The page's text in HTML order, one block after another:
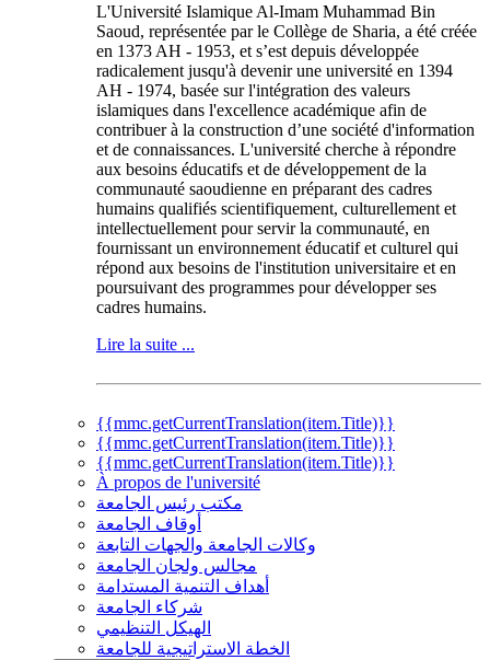
L'Université Islamique Al-Imam Muhammad Bin
Saoud, représentée par le Collège de Sharia, a été créée
en 1373 AH - 1953, et s’est depuis développée
radicalement jusqu'à devenir une université en 1394
AH - 1974, basée sur l'intégration des valeurs
islamiques dans l'excellence académique afin de
contribuer à la construction d’une société d'information
et de connaissances. L'université cherche à répondre
aux besoins éducatifs et de développement de la
communauté saoudienne en préparant des cadres
humains qualifiés scientifiquement, culturellement et
intellectuellement pour servir la communauté, en
fournissant un environnement éducatif et culturel qui
répond aux besoins de l'institution universitaire et en
poursuivant des programmes pour développer ses
cadres humains.
Lire la suite ...
{{mmc.getCurrentTranslation(item.Title)}}
{{mmc.getCurrentTranslation(item.Title)}}
{{mmc.getCurrentTranslation(item.Title)}}
À propos de l'université
مكتب رئيس الجامعة
أوقاف الجامعة
وكالات الجامعة والجهات التابعة
مجالس ولجان الجامعة
أهداف التنمية المستدامة
شركاء الجامعة
الهيكل التنظيمي
الخطة الاستراتيجية للجامعة